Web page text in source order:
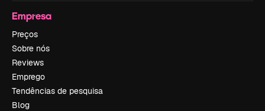
Empresa
Preços
Sobre nós
Reviews
Emprego
Tendências de pesquisa
Blog